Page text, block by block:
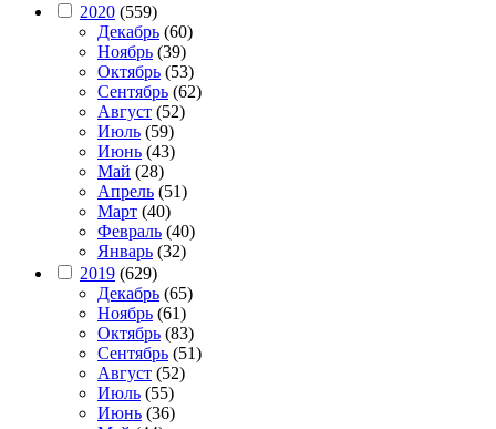
2020 (559)
Декабрь (60)
Ноябрь (39)
Октябрь (53)
Сентябрь (62)
Август (52)
Июль (59)
Июнь (43)
Май (28)
Апрель (51)
Март (40)
Февраль (40)
Январь (32)
2019 (629)
Декабрь (65)
Ноябрь (61)
Октябрь (83)
Сентябрь (51)
Август (52)
Июль (55)
Июнь (36)